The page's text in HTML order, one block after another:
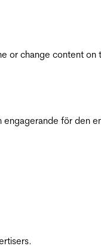
or change content
för den